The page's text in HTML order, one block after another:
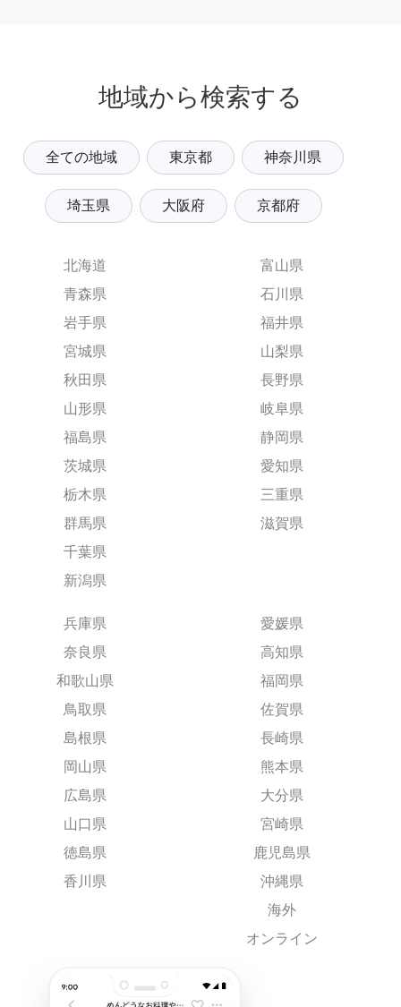
地域から検索する
全ての地域 東京都 神奈川県
埼玉県 大阪府 京都府
北海道
青森県
岩手県
宮城県
秋田県
山形県
福島県
茨城県
栃木県
群馬県
千葉県
新潟県
富山県
石川県
福井県
山梨県
長野県
岐阜県
静岡県
愛知県
三重県
滋賀県
兵庫県
奈良県
和歌山県
鳥取県
島根県
岡山県
広島県
山口県
徳島県
香川県
愛媛県
高知県
福岡県
佐賀県
長崎県
熊本県
大分県
宮崎県
鹿児島県
沖縄県
海外
オンライン